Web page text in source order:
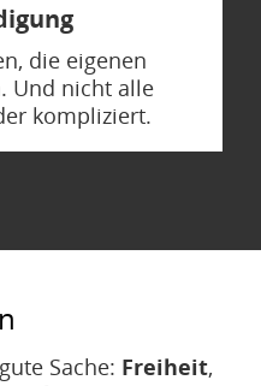
die eigenen
Und nicht alle
kompliziert.
Sache: Freiheit,